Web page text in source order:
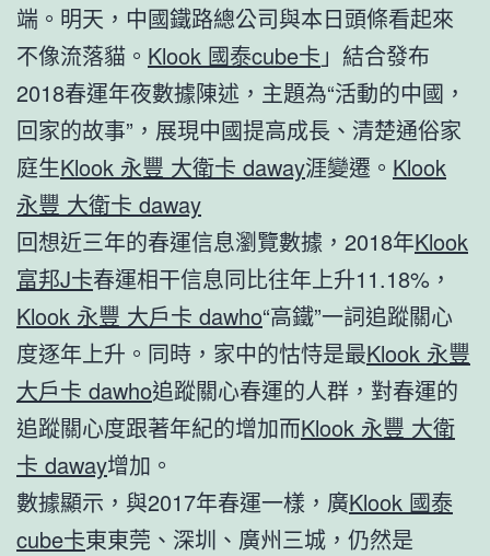
端。明天，中國鐵路總公司與本日頭條看起來
不像流落貓。 Klook 國泰cube卡 」結合發布
2018春運年夜數據陳述，主題為“活動的中國，
回家的故事”，展現中國提高成長、清楚通俗家
庭生Klook 永豐 大衛卡 daway涯變遷。 Klook
永豐 大衛卡 daway
回想近三年的春運信息瀏覽數據，2018年Klook
富邦J卡春運相干信息同比往年上升11.18%，
Klook 永豐 大戶卡 dawho“高鐵”一詞追蹤關心
度逐年上升。同時，家中的怙恃是最Klook 永豐
大戶卡 dawho追蹤關心春運的人群，對春運的
追蹤關心度跟著年紀的增加而Klook 永豐 大衛
卡 daway增加。
數據顯示，與2017年春運一樣，廣Klook 國泰
cube卡東東莞、深圳、廣州三城，仍然是